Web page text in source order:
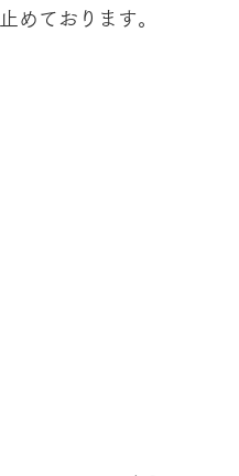
めております。